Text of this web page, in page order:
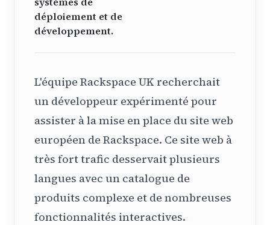
déploiement et de
développement.
L'équipe Rackspace UK recherchait
un développeur expérimenté pour
assister à la mise en place du site web
européen de Rackspace. Ce site web à
très fort trafic desservait plusieurs
langues avec un catalogue de
produits complexe et de nombreuses
fonctionnalités interactives.